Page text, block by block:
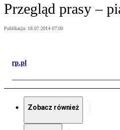
Przegląd prasy –
Publikacja: 18.07.2014 07:00
rp.pl
Zobacz również